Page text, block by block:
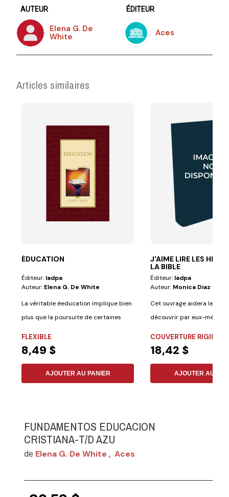
AUTEUR
Elena G. De
White
ÉDITEUR
Aces
Articles similaires
ÉDUCATION
Éditeur: Iadpa
Auteur: Elena G. De White
La véritable éeducation implique bien
plus que la poursuite de certaines
FLEXIBLE
8,49 $
AJOUTER AU PANIER
J'AIME LIRE LES
LA BIBLE
Éditeur: Iadpa
Auteur: Monica Diaz
Cet ouvrage aidera les
découvrir par eux-mêmes
COUVERTURE RIGIDE
18,42 $
AJOUTER AU
FUNDAMENTOS EDUCACION
CRISTIANA-T/D AZU
de Elena G. De White , Aces